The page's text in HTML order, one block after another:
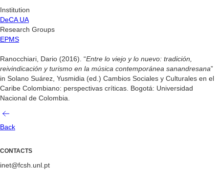
Institution
DeCA UA
Research Groups
EPMS
Ranocchiari, Dario (2016). “Entre lo viejo y lo nuevo: tradición,
reivindicación y turismo en la música contemporánea sanandresana”
in Solano Suárez, Yusmidia (ed.) Cambios Sociales y Culturales en el
Caribe Colombiano: perspectivas críticas. Bogotá: Universidad
Nacional de Colombia.
Back
CONTACTS
inet@fcsh.unl.pt